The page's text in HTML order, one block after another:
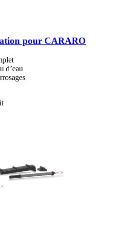
pour CARARO
d’eau